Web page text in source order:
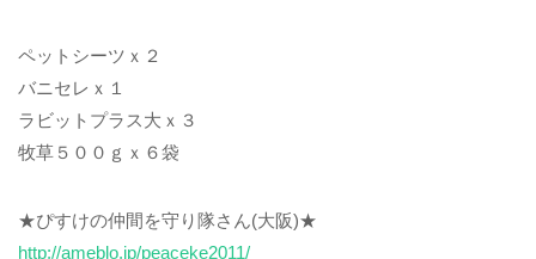
ペットシーツｘ２
バニセレｘ１
ラビットプラス大ｘ３
牧草５００ｇｘ６袋
★ぴすけの仲間を守り隊さん(大阪)★
http://ameblo.jp/peaceke2011/